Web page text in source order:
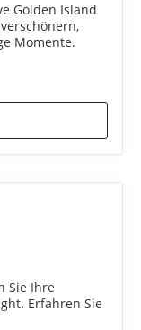
Golden Island
Momente.
Sie Ihre
Erfahren Sie